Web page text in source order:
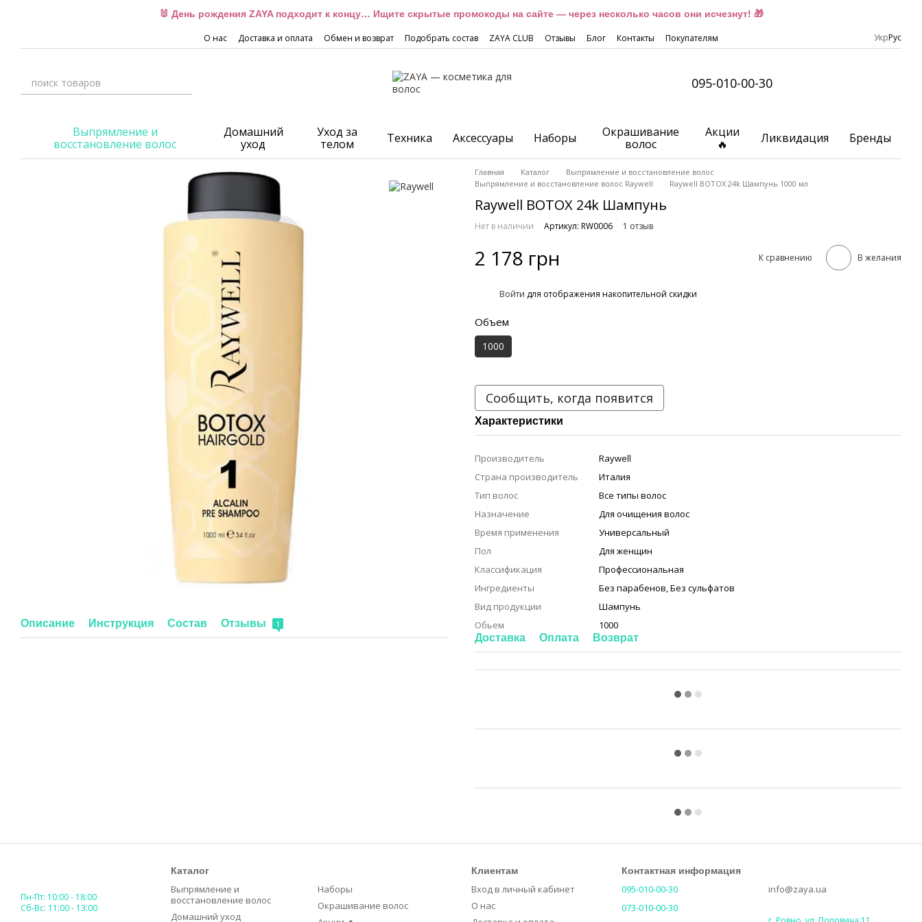
🐰 День рождения ZAYA подходит к концу… Ищите скрытые промокоды на сайте — через несколько часов они исчезнут! 🎁
О нас Доставка и оплата Обмен и возврат Подобрать состав ZAYA CLUB Отзывы Блог Контакты Покупателям УкрРус
095-010-00-30
Выпрямление и
восстановление волос
Домашний
уход
Уход за
телом
Техника Аксессуары Наборы
Окрашивание
волос
Акции
🔥
Ликвидация Бренды
Описание Инструкция Состав Отзывы 1
Главная Каталог
Выпрямление и восстановление волос
Выпрямление и восстановление волос Raywell
Raywell BOTOX 24k Шампунь 1000 мл
Raywell BOTOX 24k Шампунь
Нет в наличии Артикул: RW0006 1 отзыв
2 178 грн К сравнению В желания
Войти для отображения накопительной скидки
Объем
1000
Сообщить, когда появится
Характеристики
Производитель
Raywell
Страна производитель
Италия
Тип волос
Все типы волос
Назначение
Для очищения волос
Время применения
Универсальный
Пол
Для женщин
Классификация
Профессиональная
Ингредиенты
Без парабенов, Без сульфатов
Вид продукции
Шампунь
Обьем
1000
Доставка Оплата Возврат
Пн-Пт: 10:00 - 18:00
Сб-Вс: 11:00 - 13:00
Каталог
Выпрямление и
восстановление волос
Домашний уход
Наборы
Окрашивание волос
Клиентам
Вход в личный кабинет
О нас
Контактная информация
095-010-00-30
073-010-00-30
info@zaya.ua